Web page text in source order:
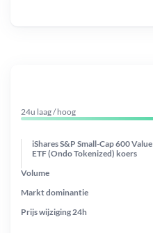
24u laag / hoog
iShares S&P Small-Cap 600 Value
ETF (Ondo Tokenized) koers
Prijs wijziging 24h
Markt dominantie
Volume